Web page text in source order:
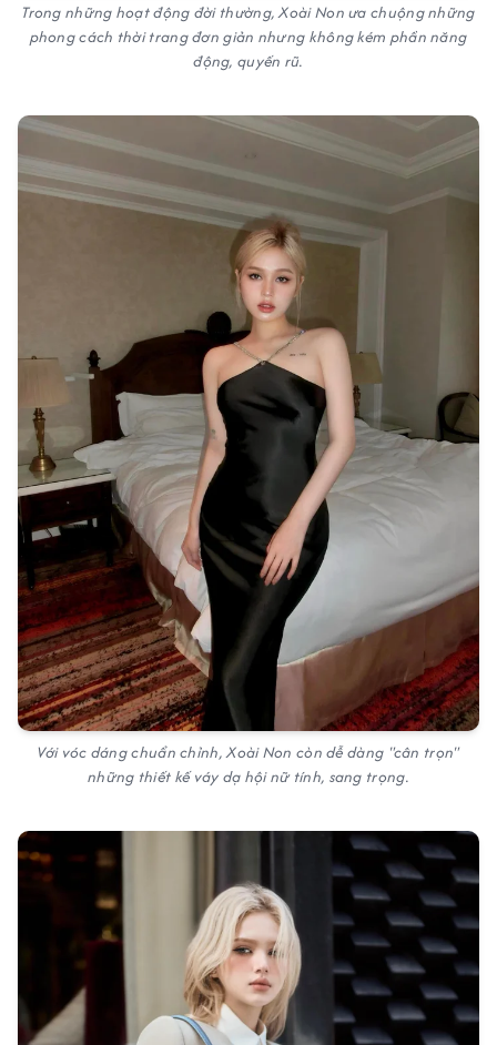
Trong những hoạt động đời thường, Xoài Non ưa chuộng những
phong cách thời trang đơn giản nhưng không kém phần năng
động, quyến rũ.
Với vóc dáng chuẩn chỉnh, Xoài Non còn dễ dàng "cân trọn"
những thiết kế váy dạ hội nữ tính, sang trọng.